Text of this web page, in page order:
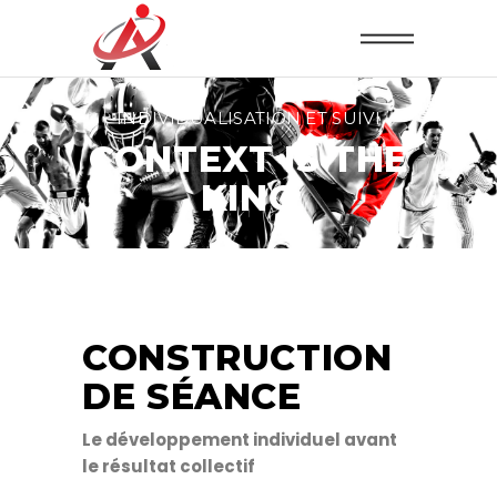
INDIVIDUALISATION ET SUIVI
CONTEXT IS THE
KING
CONSTRUCTION
DE SÉANCE
Le développement individuel avant
le résultat collectif